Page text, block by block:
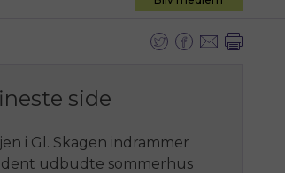
side
i Gl. Skagen indrammer
udbudte sommerhus